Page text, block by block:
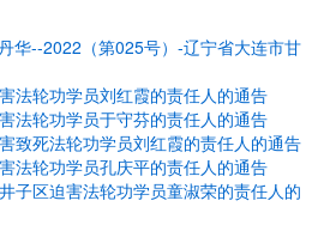
华--2022（第025号）-辽宁省大连市甘
法轮功学员刘红霞的责任人的通告
法轮功学员于守芬的责任人的通告
致死法轮功学员刘红霞的责任人的通告
法轮功学员孔庆平的责任人的通告
子区迫害法轮功学员童淑荣的责任人的